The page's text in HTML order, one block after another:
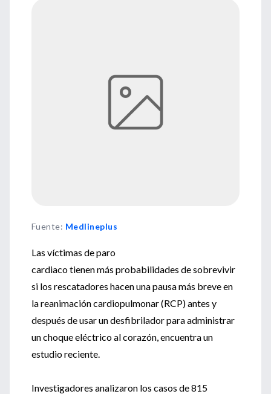
Fuente: Medlineplus
Las víctimas de paro
cardiaco tienen más probabilidades de sobrevivir
si los rescatadores hacen una pausa más breve en
la reanimación cardiopulmonar (RCP) antes y
después de usar un desfibrilador para administrar
un choque eléctrico al corazón, encuentra un
estudio reciente.
Investigadores analizaron los casos de 815